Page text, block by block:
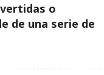
o
de una serie de